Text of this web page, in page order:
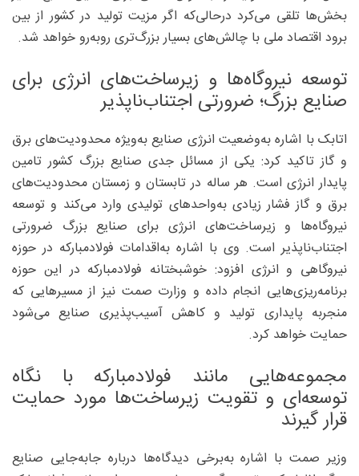
بخش‌ها تلقی می‌کرد درحالی‌که اگر مزیت تولید در کشور از بین
برود اقتصاد ملی با چالش‌های بسیار بزرگ‌تری روبه‌رو خواهد شد.
توسعه نیروگاه‌ها و زیرساخت‌های انرژی برای
صنایع بزرگ؛ ضرورتی اجتناب‌ناپذیر
اتابک با اشاره به‌وضعیت انرژی صنایع به‌ویژه محدودیت‌های برق
و گاز تاکید کرد: یکی از مسائل جدی صنایع بزرگ کشور تامین
پایدار انرژی است. هر ساله در تابستان و زمستان محدودیت‌های
برق و گاز فشار زیادی به‌واحدهای تولیدی وارد می‌کند و توسعه
نیروگاه‌ها و زیرساخت‌های انرژی برای صنایع بزرگ ضرورتی
اجتناب‌ناپذیر است. وی با اشاره به‌اقدامات فولادمبارکه در حوزه
نیروگاهی و انرژی افزود: خوشبختانه فولادمبارکه در این حوزه
برنامه‌ریزی‌هایی انجام داده و وزارت صمت نیز از مسیرهایی که
منجربه ‌پایداری تولید و کاهش آسیب‌پذیری صنایع می‌شود
حمایت خواهد کرد.
مجموعه‌هایی مانند فولادمبارکه با نگاه
توسعه‌ای و تقویت زیرساخت‌ها مورد حمایت
قرار گیرند
وزیر صمت با اشاره به‌برخی دیدگاه‌ها درباره جابه‌جایی صنایع